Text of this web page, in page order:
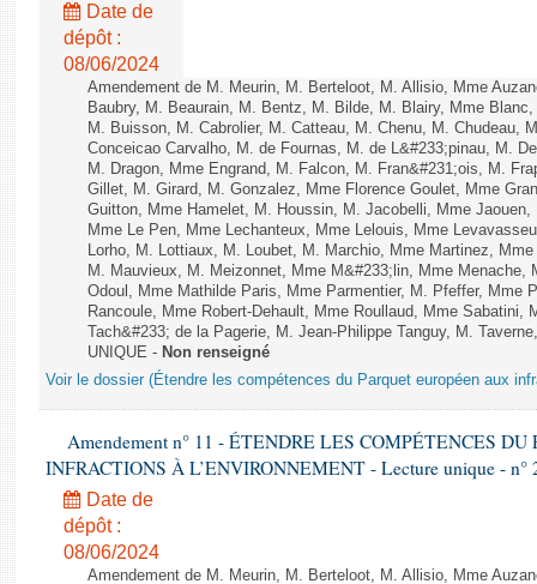
Date de
dépôt :
08/06/2024
Amendement de M. Meurin, M. Berteloot, M. Allisio, Mme
Baubry, M. Beaurain, M. Bentz, M. Bilde, M. Blairy, Mme
M. Buisson, M. Cabrolier, M. Catteau, M. Chenu, M. Chudeau,
Conceicao Carvalho, M. de Fournas, M. de L&#233;pinau, M.
M. Dragon, Mme Engrand, M. Falcon, M. Fran&#231;ois, M.
Gillet, M. Girard, M. Gonzalez, Mme Florence Goulet, Mme
Guitton, Mme Hamelet, M. Houssin, M. Jacobelli, Mme
Mme Le Pen, Mme Lechanteux, Mme Lelouis, Mme
Lorho, M. Lottiaux, M. Loubet, M. Marchio, Mme Martinez,
M. Mauvieux, M. Meizonnet, Mme M&#233;lin, Mme Menache,
Odoul, Mme Mathilde Paris, Mme Parmentier, M. Pfeffer, Mme
Rancoule, Mme Robert-Dehault, Mme Roullaud, Mme
Tach&#233; de la Pagerie, M. Jean-Philippe Tanguy, M.
UNIQUE - Non renseigné
Voir le dossier (Étendre les compétences du Parquet européen aux
Amendement n° 11 - ÉTENDRE LES COMPÉTENCES
INFRACTIONS À L’ENVIRONNEMENT - Lecture unique - n°
Date de
dépôt :
08/06/2024
Amendement de M. Meurin, M. Berteloot, M. Allisio, Mme